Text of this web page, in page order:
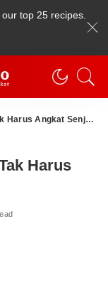
top 25 recipes.
Angkat Senjata
Harus